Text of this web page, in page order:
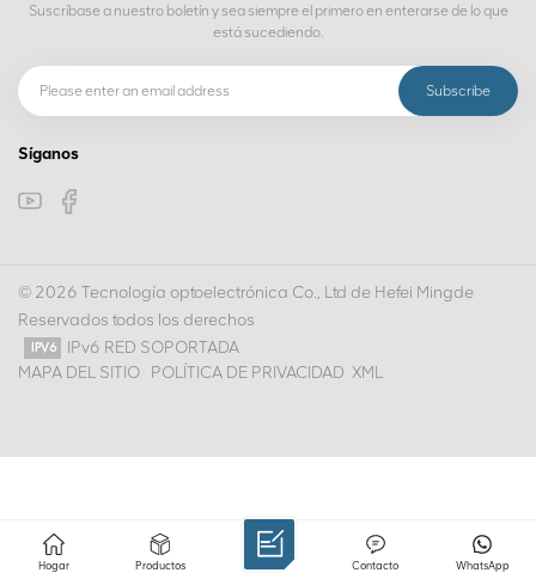
Suscríbase a nuestro boletín y sea siempre el primero en enterarse de lo que
está sucediendo.
Síganos
© 2026 Tecnología optoelectrónica Co., Ltd de Hefei Mingde
Reservados todos los derechos
IPv6 RED SOPORTADA
MAPA DEL SITIO POLÍTICA DE PRIVACIDAD XML
Hogar Productos WhatsApp
Contacto